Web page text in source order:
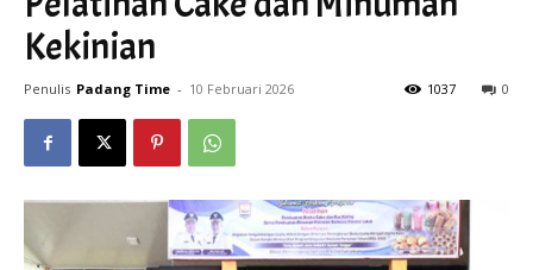
Kekinian
Penulis Padang Time - 10 Februari 2026 0
1037